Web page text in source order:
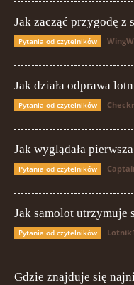
Jak zacząć przygodę z
Pytania od czytelników
Jak działa odprawa
Pytania od czytelników
Jak wyglądała
Pytania od czytelników
Jak samolot utrzymuje
Pytania od czytelników
Gdzie znajduje się